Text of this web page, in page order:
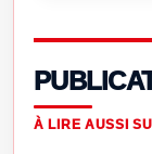
À LIRE AUSSI